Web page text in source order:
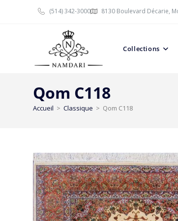
(514) 342-3000 8130 Boulevard Décarie,
Collections
Qom C118
Accueil > Classique > Qom C118